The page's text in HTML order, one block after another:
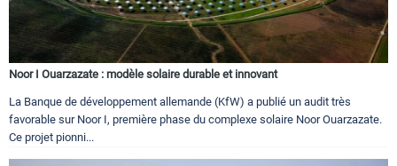
Noor I Ouarzazate : modèle solaire durable et innovant
La Banque de développement allemande (KfW) a publié un audit très
favorable sur Noor I, première phase du complexe solaire Noor Ouarzazate.
Ce projet pionni...